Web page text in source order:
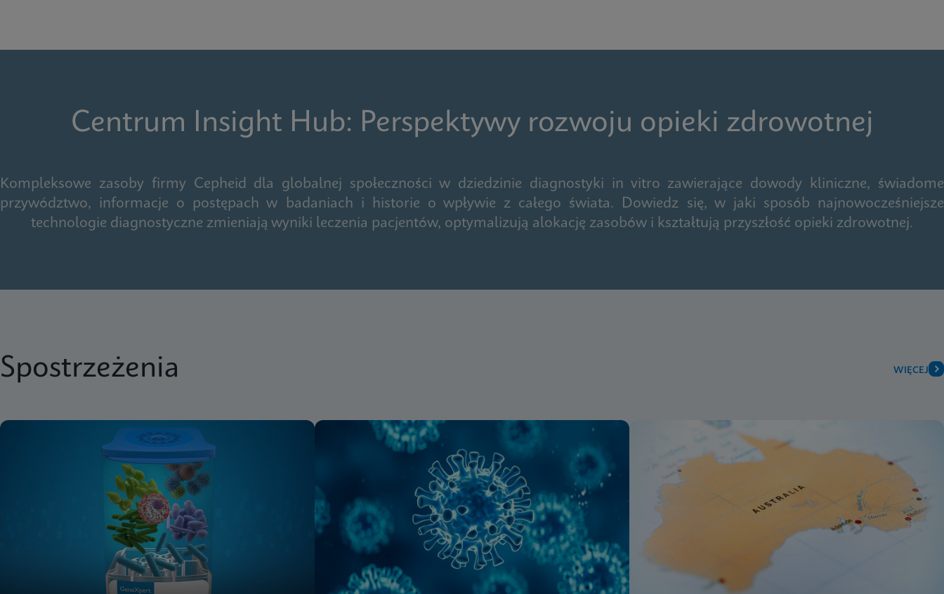
Centrum Insight Hub: Perspektywy rozwoju opieki zdrowotnej
Kompleksowe zasoby firmy Cepheid dla globalnej społeczności w dziedzinie diagnostyki in vitro zawierające dowody kliniczne, świadome
przywództwo, informacje o postępach w badaniach i historie o wpływie z całego świata. Dowiedz się, w jaki sposób najnowocześniejsze
technologie diagnostyczne zmieniają wyniki leczenia pacjentów, optymalizują alokację zasobów i kształtują przyszłość opieki zdrowotnej.
Spostrzeżenia WIĘCEJ